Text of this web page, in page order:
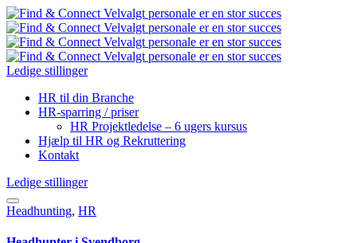
Ledige stillinger
HR til din Branche
HR-sparring / priser
HR Projektledelse – 6 ugers kursus
Hjælp til HR og Rekruttering
Kontakt
Ledige stillinger
Headhunting, HR